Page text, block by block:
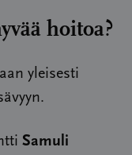
hoitoa?
yleisesti
Samuli